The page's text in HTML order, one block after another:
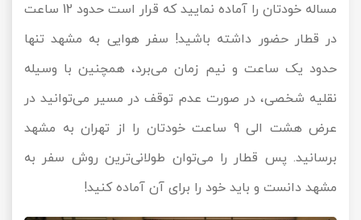
مساله خودتان را آماده نمایید که قرار است حدود 12 ساعت
در قطار حضور داشته باشید! سفر هوایی به مشهد تنها
حدود یک ساعت و نیم زمان می‌برد، همچنین با وسیله
نقلیه شخصی، در صورت عدم توقف در مسیر می‌توانید در
عرض هشت الی 9 ساعت خودتان را از تهران به مشهد
برسانید. پس قطار را می‌توان طولانی‌ترین روش سفر به
مشهد دانست و باید خود را برای آن آماده کنید!